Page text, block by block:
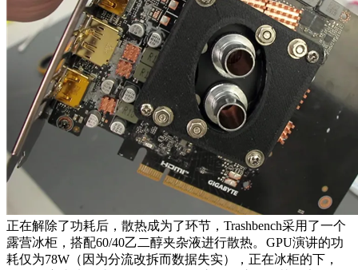
正在解除了功耗后，散热成为了环节，Trashbench采用了一个
露营冰柜，搭配60/40乙二醇夹杂液进行散热。 GPU演讲的功
耗仅为78W（因为分流改拆而数据失实），正在冰柜的下，